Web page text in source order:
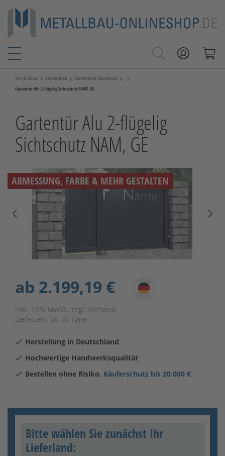
Tore & Zäune > Gartentüren > Gartentüren Aluminium > >
Gartentür Alu 2-flügelig Sichtschutz NAM, GE
Gartentür Alu 2-flügelig
Sichtschutz NAM, GE
ABMESSUNG, FARBE & MEHR GESTALTEN
ab 2.199,19 €
inkl. 22% MwSt., zzgl. Versand
Lieferzeit: 56-70 Tage
Herstellung in Deutschland
Hochwertige Handwerksqualität
Bestellen ohne Risiko, Käuferschutz bis 20.000 €
Bitte wählen Sie zunächst Ihr
Lieferland: